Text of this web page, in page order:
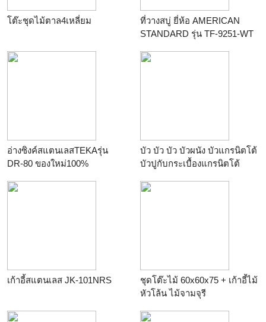
โต๊ะชุดไม้ตาล4เหลี่ยม
ที่วางสบู่ ยี่ห้อ AMERICAN
STANDARD รุ่น TF-9251-WT
อ่างซิงค์สแตนเลสTEKAรุ่น
DR-80 ของใหม่100%
บัว บัว บัว บัวผนัง บัวแกรนิตโต้
บัวปูกับกระเบื้องแกรนิตโต้
เก้าอี้สแตนเลส JK-101NRS
ชุดโต๊ะไม้ 60x60x75 + เก้าอี้ไม้
หัวโล้น ไม้จามจุรี